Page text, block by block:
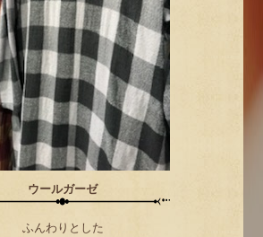
ウールガーゼ
ふんわりとした